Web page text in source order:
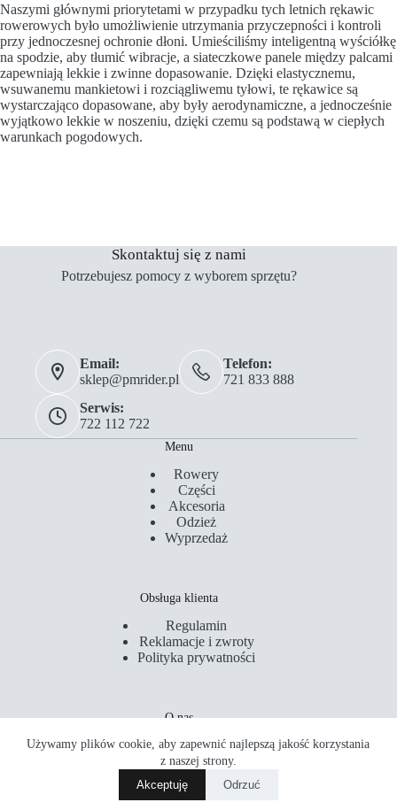
Używamy plików cookie, aby zapewnić najlepszą jakość korzystania
z naszej strony.
Akceptuję
Odrzuć
Naszymi głównymi priorytetami w przypadku tych letnich rękawic
rowerowych było umożliwienie utrzymania przyczepności i kontroli
przy jednoczesnej ochronie dłoni. Umieściliśmy inteligentną wyściółkę
na spodzie, aby tłumić wibracje, a siateczkowe panele między palcami
zapewniają lekkie i zwinne dopasowanie. Dzięki elastycznemu,
wsuwanemu mankietowi i rozciągliwemu tyłowi, te rękawice są
wystarczająco dopasowane, aby były aerodynamiczne, a jednocześnie
wyjątkowo lekkie w noszeniu, dzięki czemu są podstawą w ciepłych
warunkach pogodowych.
Skontaktuj się z nami
Potrzebujesz pomocy z wyborem sprzętu?
Email:
sklep@pmrider.pl
Telefon:
721 833 888
Serwis:
722 112 722
Menu
Rowery
Części
Akcesoria
Odzież
Wyprzedaż
Obsługa klienta
Regulamin
Reklamacje i zwroty
Polityka prywatności
O nas
Kontakt
Serwis
Sklepy
Akademia Rowerowa